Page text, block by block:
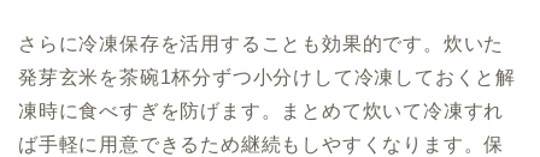
さらに冷凍保存を活用することも効果的です。炊いた
発芽玄米を茶碗1杯分ずつ小分けして冷凍しておくと解
凍時に食べすぎを防げます。まとめて炊いて冷凍すれ
ば手軽に用意できるため継続もしやすくなります。保